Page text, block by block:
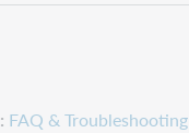
FAQ & Troubleshooting